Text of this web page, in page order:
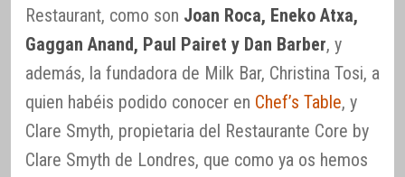
Restaurant, como son Joan Roca, Eneko Atxa,
Gaggan Anand, Paul Pairet y Dan Barber, y
además, la fundadora de Milk Bar, Christina Tosi, a
quien habéis podido conocer en Chef’s Table, y
Clare Smyth, propietaria del Restaurante Core by
Clare Smyth de Londres, que como ya os hemos